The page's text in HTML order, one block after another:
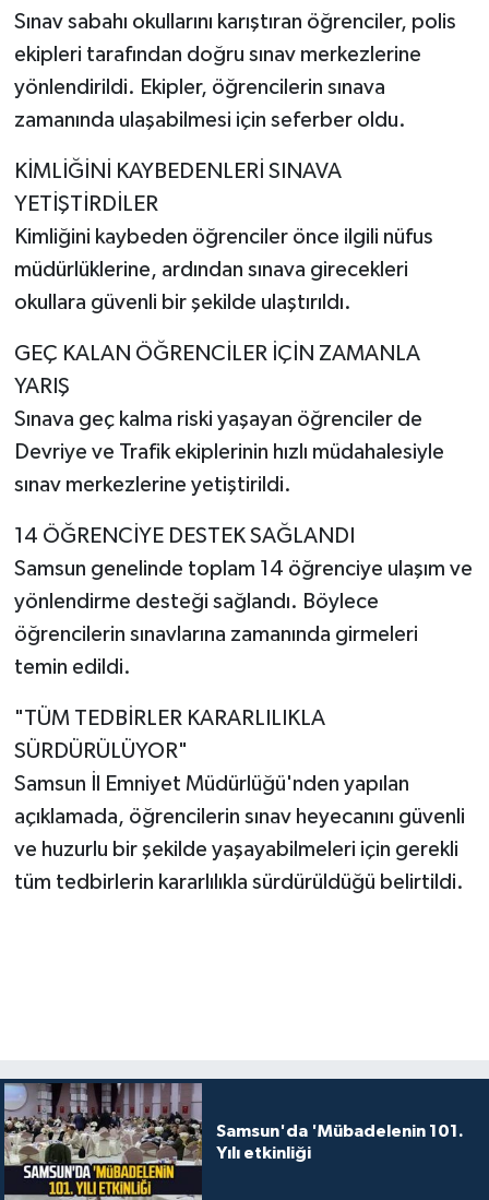
Sınav sabahı okullarını karıştıran öğrenciler, polis
ekipleri tarafından doğru sınav merkezlerine
yönlendirildi. Ekipler, öğrencilerin sınava
zamanında ulaşabilmesi için seferber oldu.
KİMLİĞİNİ KAYBEDENLERİ SINAVA
YETİŞTİRDİLER
Kimliğini kaybeden öğrenciler önce ilgili nüfus
müdürlüklerine, ardından sınava girecekleri
okullara güvenli bir şekilde ulaştırıldı.
GEÇ KALAN ÖĞRENCİLER İÇİN ZAMANLA
YARIŞ
Sınava geç kalma riski yaşayan öğrenciler de
Devriye ve Trafik ekiplerinin hızlı müdahalesiyle
sınav merkezlerine yetiştirildi.
14 ÖĞRENCİYE DESTEK SAĞLANDI
Samsun genelinde toplam 14 öğrenciye ulaşım ve
yönlendirme desteği sağlandı. Böylece
öğrencilerin sınavlarına zamanında girmeleri
temin edildi.
"TÜM TEDBİRLER KARARLILIKLA
SÜRDÜRÜLÜYOR"
Samsun İl Emniyet Müdürlüğü'nden yapılan
açıklamada, öğrencilerin sınav heyecanını güvenli
ve huzurlu bir şekilde yaşayabilmeleri için gerekli
tüm tedbirlerin kararlılıkla sürdürüldüğü belirtildi.
Samsun'da 'Mübadelenin 101.
Yılı etkinliği